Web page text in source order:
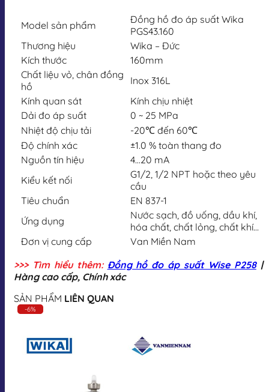
Model sản phẩm
Đồng hồ đo áp suất Wika
PGS43.160
Thương hiệu
Wika – Đức
Kích thước
160mm
Chất liệu vỏ, chân đồng
hồ
Inox 316L
Kính quan sát
Kính chịu nhiệt
Dải đo áp suất
0 ~ 25 MPa
Nhiệt độ chịu tải
-20℃ đến 60℃
Độ chính xác
±1.0 % toàn thang đo
Nguồn tín hiệu
4…20 mA
Kiểu kết nối
G1/2, 1/2 NPT hoặc theo yêu
cầu
Tiêu chuẩn
EN 837-1
Ứng dụng
Nước sạch, đồ uống, dầu khí,
hóa chất, chất lỏng, chất khí…
Đơn vị cung cấp
Van Miền Nam
>>> Tìm hiểu thêm: Đồng hồ đo áp suất Wise P258|
Hàng cao cấp, Chính xác
SẢN PHẨM LIÊN QUAN
-6%